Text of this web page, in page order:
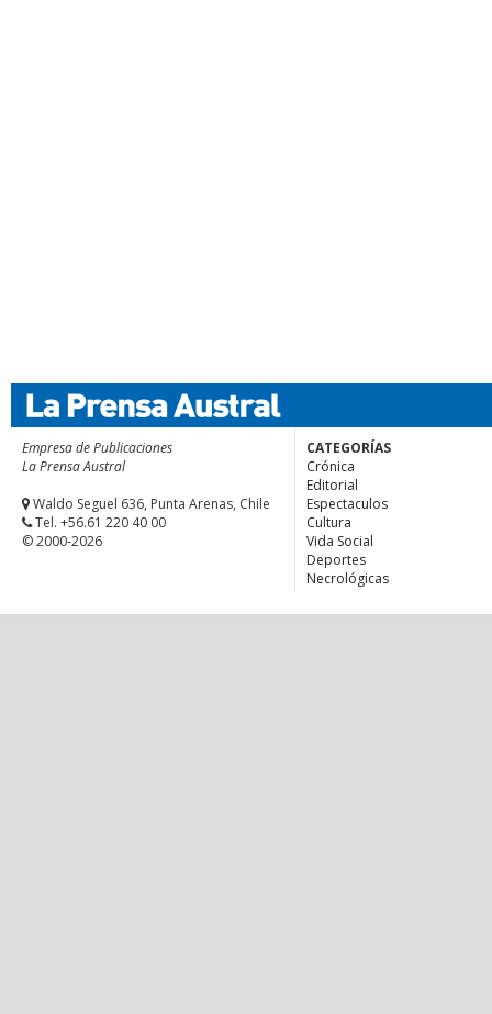
Empresa de Publicaciones
La Prensa Austral
Waldo Seguel 636, Punta Arenas, Chile
Tel. +56.61 220 40 00
© 2000-2026
CATEGORÍAS
Crónica
Editorial
Espectaculos
Cultura
Vida Social
Deportes
Necrológicas